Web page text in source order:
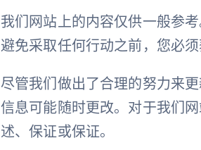
我们网站上的内容仅供一般参
避免采取任何行动之前，您必
尽管我们做出了合理的努力来
信息可能随时更改。对于我们
述、保证或保证。